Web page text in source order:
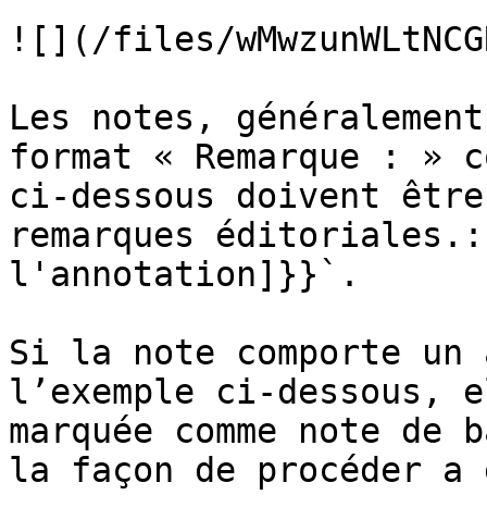
![](/files/
Les notes,
format « Remarque : »
ci-dessous doivent être
remarques
l'annotation]}}`.
Si la note comporte un
l’exemple ci-dessous,
marquée comme note
la façon de procéder a